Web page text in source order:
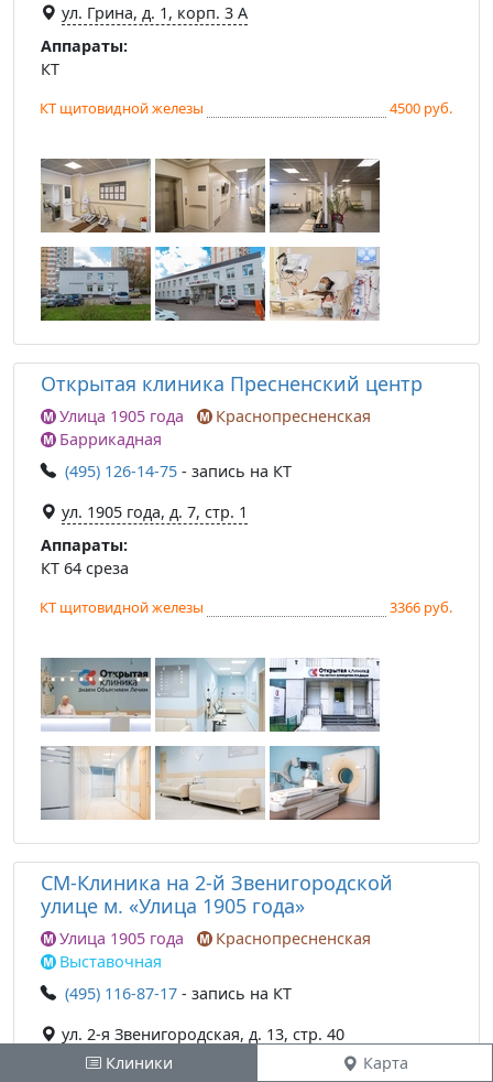
ул. Грина, д. 1, корп. 3 А
Аппараты:
КТ
КТ щитовидной железы 4500 руб.
Открытая клиника Пресненский центр
Улица 1905 года
Краснопресненская
Баррикадная
(495) 126-14-75 - запись на КТ
ул. 1905 года, д. 7, стр. 1
Аппараты:
КТ 64 среза
КТ щитовидной железы 3366 руб.
СМ-Клиника на 2-й Звенигородской
улице м. «Улица 1905 года»
Улица 1905 года
Краснопресненская
Выставочная
(495) 116-87-17 - запись на КТ
ул. 2-я Звенигородская, д. 13, стр. 40
Аппараты:Клиники Карта